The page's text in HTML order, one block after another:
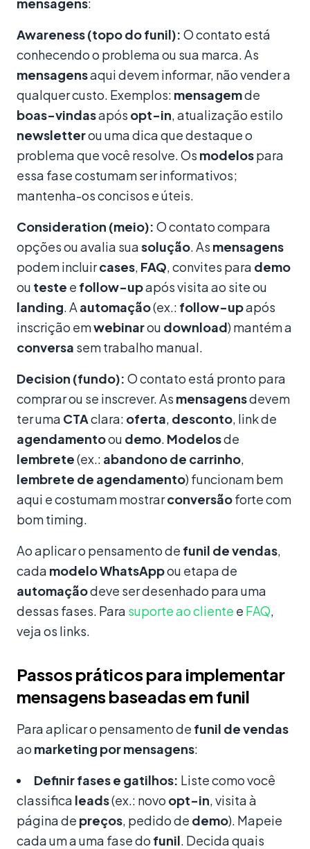
Awareness (topo do funil): O contato está
conhecendo o problema ou sua marca. As
mensagensaqui devem informar, não vender a
qualquer custo. Exemplos: mensagemde
boas-vindasapós opt-in, atualização estilo
newsletterou uma dica que destaque o
problema que você resolve. Os modelospara
essa fase costumam ser informativos;
mantenha-os concisos e úteis.
Consideration (meio): O contato compara
opções ou avalia suasolução. As mensagens
podem incluircases, FAQ, convites para demo
ou teste e follow-upapós visita ao site ou
landing. A automação(ex.: follow-upapós
inscrição emwebinarou download) mantém a
conversa sem trabalho manual.
Decision (fundo): O contato está pronto para
comprar ou se inscrever. As mensagensdevem
ter uma CTAclara: oferta, desconto, link de
agendamentoou demo. Modelosde
lembrete(ex.: abandono de carrinho,
lembrete de agendamento) funcionam bem
aqui e costumam mostrarconversãoforte com
bom timing.
Ao aplicar o pensamento de funil de vendas,
cada modeloWhatsAppou etapa de
automaçãodeve ser desenhado para uma
dessas fases. Para suporte ao cliente e FAQ,
veja os links.
Passos práticos para implementar
mensagens baseadas em funil
Para aplicar o pensamento de funil de vendas
ao marketing por mensagens:
Definir fases e gatilhos: Liste como você
classifica leads(ex.: novo opt-in, visita à
página de preços, pedido de demo). Mapeie
cada um a uma fase do funil. Decida quais